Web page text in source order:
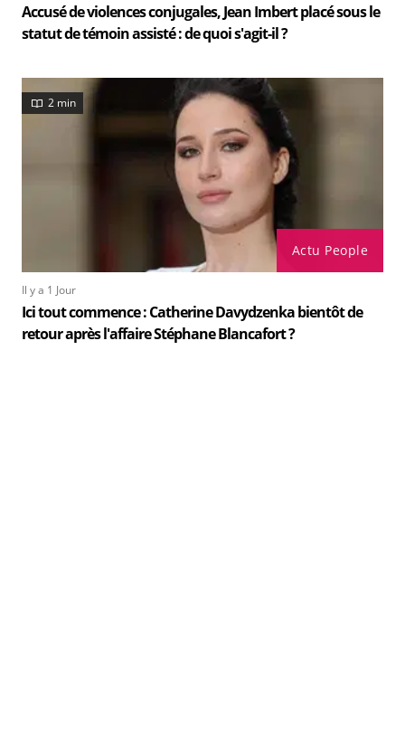
Accusé de violences conjugales, Jean Imbert placé sous le
statut de témoin assisté : de quoi s'agit-il ?
Actu People
2 min
Il y a 1 Jour
Ici tout commence : Catherine Davydzenka bientôt de
retour après l'affaire Stéphane Blancafort ?